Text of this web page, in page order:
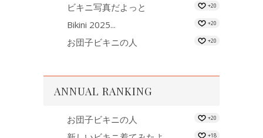
ビキニ写真だよっと +20
Bikini 2025... +20
お団子ビキニの人 +20
ANNUAL RANKING
お団子ビキニの人 +20
+18